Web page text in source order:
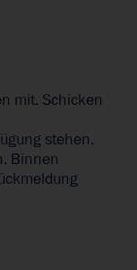
mit. Schicken
stehen.
Binnen